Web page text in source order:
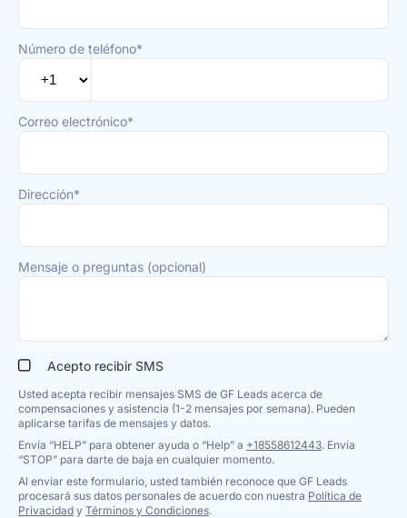
Número de teléfono*
Correo electrónico*
Dirección*
Mensaje o preguntas (opcional)
Acepto recibir SMS
Usted acepta recibir mensajes SMS de GF Leads acerca de
compensaciones y asistencia (1-2 mensajes por semana). Pueden
aplicarse tarifas de mensajes y datos.
Envía “HELP” para obtener ayuda o “Help” a +18558612443. Envía
“STOP” para darte de baja en cualquier momento.
Al enviar este formulario, usted también reconoce que GF Leads
procesará sus datos personales de acuerdo con nuestra Política de
Privacidad y Términos y Condiciones.